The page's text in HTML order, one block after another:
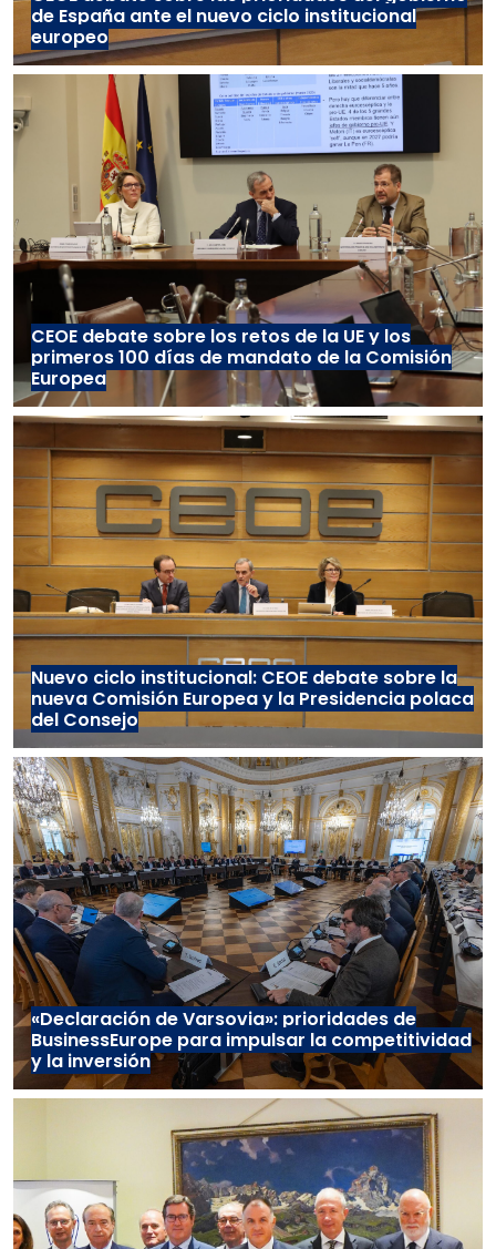
de España ante el nuevo ciclo institucional
europeo
CEOE debate sobre los retos de la UE y los
primeros 100 días de mandato de la Comisión
Europea
Nuevo ciclo institucional: CEOE debate sobre la
nueva Comisión Europea y la Presidencia polaca
del Consejo
«Declaración de Varsovia»: prioridades de
BusinessEurope para impulsar la competitividad
y la inversión